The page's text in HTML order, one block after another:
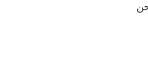
وحقق الشحن